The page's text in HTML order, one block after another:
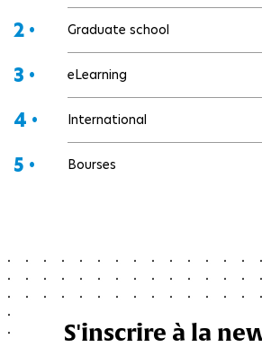
2 • Graduate school
3 • eLearning
4 • International
5 • Bourses
S'inscrire à la